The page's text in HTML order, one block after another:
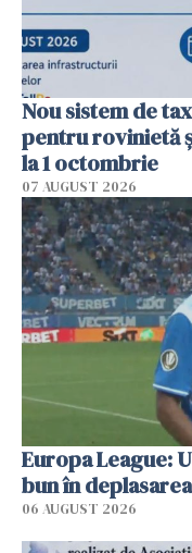
Nou sistem de
pentru rovinietă
la 1 octombrie
07 AUGUST 2026
Europa League:
bun în
06 AUGUST 2026